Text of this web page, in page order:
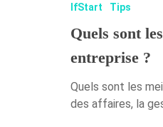
IfStart Tips
Quels sont
entreprise ?
Quels sont les
des affaires, la